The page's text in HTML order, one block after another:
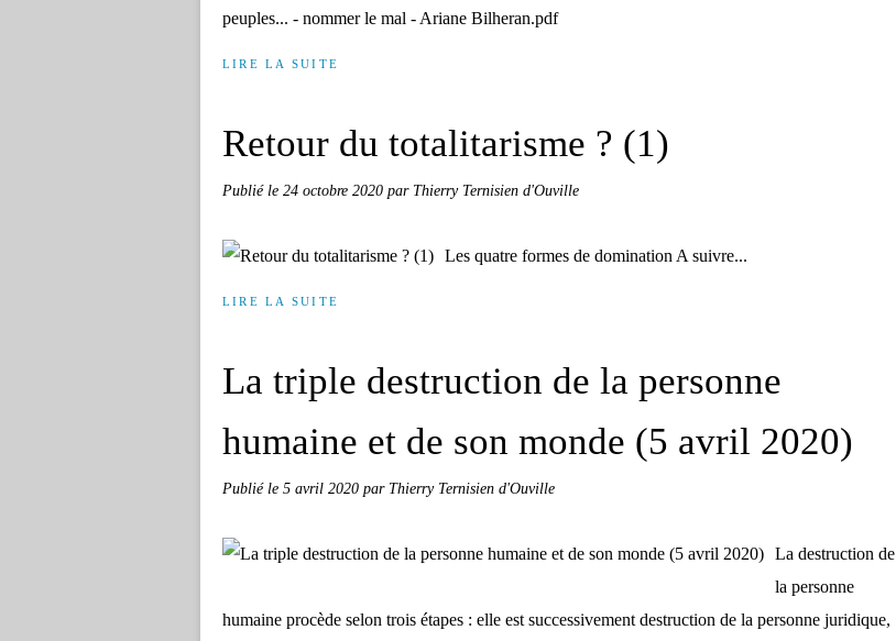
peuples... - nommer le mal - Ariane Bilheran.pdf
LIRE LA SUITE
Retour du totalitarisme ? (1)
Publié le 24 octobre 2020 par Thierry Ternisien d'Ouville
Les quatre formes de domination A suivre...
LIRE LA SUITE
La triple destruction de la personne
humaine et de son monde (5 avril 2020)
Publié le 5 avril 2020 par Thierry Ternisien d'Ouville
La destruction de
la personne
humaine procède selon trois étapes : elle est successivement destruction de la personne juridique,